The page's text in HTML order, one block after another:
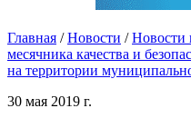
Главная / Новости / Новости
месячника качества и
на территории
30 мая 2019 г.